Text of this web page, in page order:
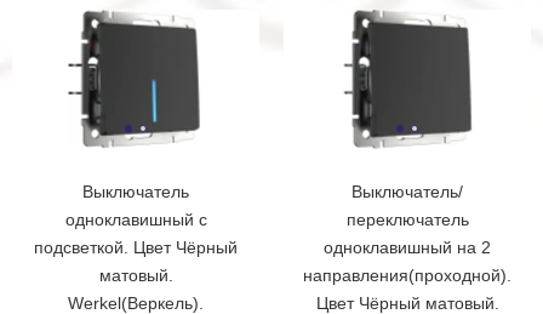
Выключатель
одноклавишный с
подсветкой. Цвет Чёрный
матовый.
Werkel(Веркель).
Выключатель/
переключатель
одноклавишный на 2
направления(проходной).
Цвет Чёрный матовый.